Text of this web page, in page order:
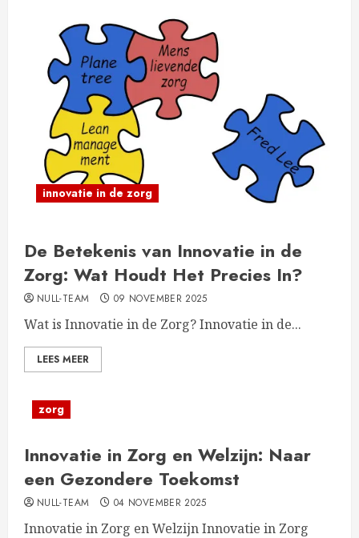
innovatie in de zorg
De Betekenis van Innovatie in de
Zorg: Wat Houdt Het Precies In?
NULL-TEAM 09 NOVEMBER 2025
Wat is Innovatie in de Zorg? Innovatie in de...
LEES MEER
zorg
Innovatie in Zorg en Welzijn: Naar
een Gezondere Toekomst
NULL-TEAM 04 NOVEMBER 2025
Innovatie in Zorg en Welzijn Innovatie in Zorg